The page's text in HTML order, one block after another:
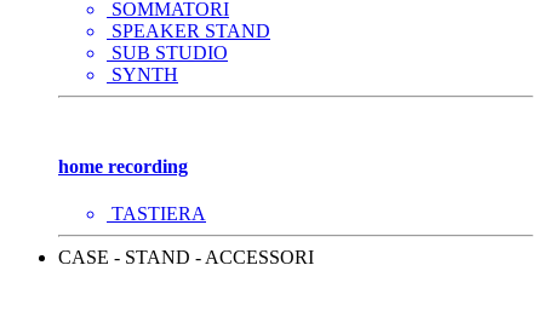
SOMMATORI
SPEAKER STAND
SUB STUDIO
SYNTH
home recording
TASTIERA
CASE - STAND - ACCESSORI